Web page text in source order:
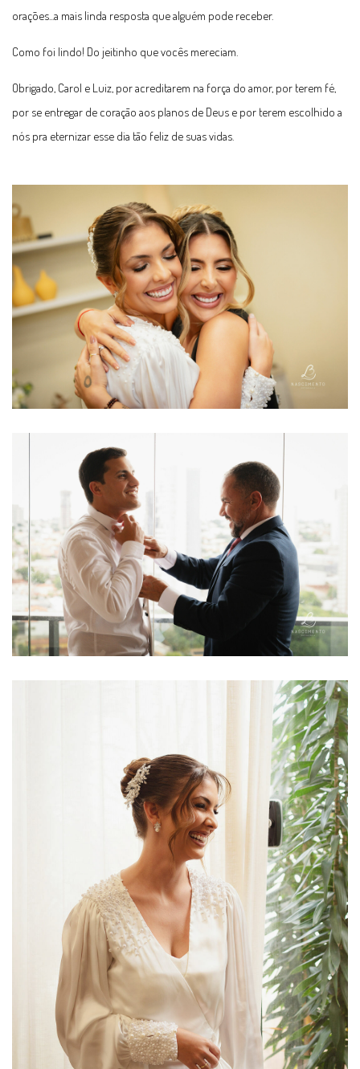
orações...a mais linda resposta que alguém pode receber.
Como foi lindo! Do jeitinho que vocês mereciam.
Obrigado, Carol e Luiz, por acreditarem na força do amor, por terem fé,
por se entregar de coração aos planos de Deus e por terem escolhido a
nós pra eternizar esse dia tão feliz de suas vidas.